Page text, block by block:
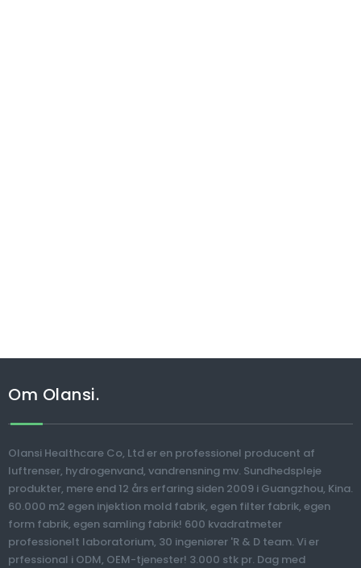
Om Olansi.
Olansi Healthcare Co, Ltd er en professionel producent af
luftrenser, hydrogenvand, vandrensning mv. Sundhedspleje
produkter, mere end 12 års erfaring siden 2009 i Guangzhou, Kina.
60.000 m2 egen injektion mold fabrik, egen filter fabrik, egen
form fabrik, egen samling fabrik! 600 kvadratmeter
professionelt laboratorium, 30 ingeniører 'R & D team. Vi er
prfessional i ODM, OEM-tjenester! 3.000 stk pr. Dag med